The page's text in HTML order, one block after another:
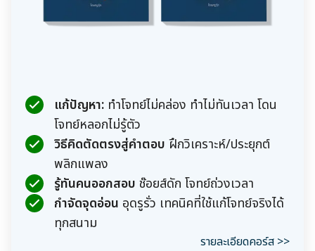
แก้ปัญหา: ทำโจทย์ไม่คล่อง ทำไม่ทันเวลา โดน
โจทย์หลอกไม่รู้ตัว
วิธีคิดตัดตรงสู่คำตอบ ฝึกวิเคราะห์/ประยุกต์
พลิกแพลง
รู้ทันคนออกสอบ ช๊อยส์ดัก โจทย์ถ่วงเวลา
กำจัดจุดอ่อน อุดรูรั่ว เทคนิคที่ใช้แก้โจทย์จริงได้
ทุกสนาม
รายละเอียดคอร์ส >>